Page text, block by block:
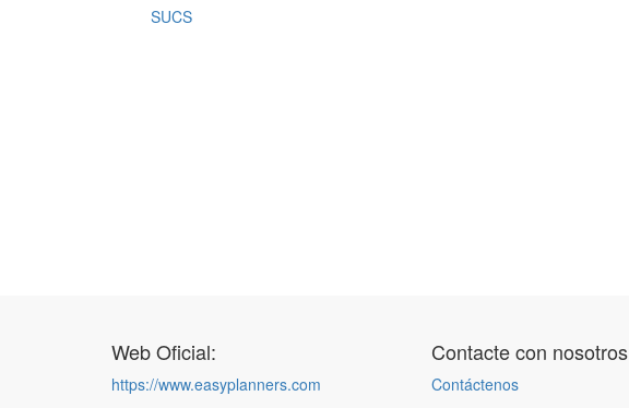
SUCS
Web Oficial:
https://www.easyplanners.com
Contacte con nosotros
Contáctenos